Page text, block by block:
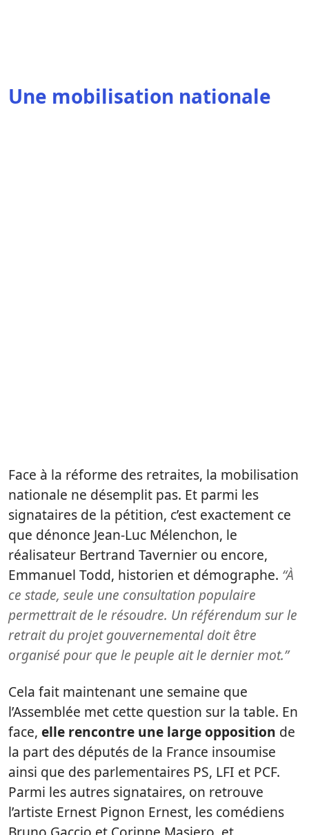
Une mobilisation nationale
Face à la réforme des retraites, la mobilisation
nationale ne désemplit pas. Et parmi les
signataires de la pétition, c’est exactement ce
que dénonce Jean-Luc Mélenchon, le
réalisateur Bertrand Tavernier ou encore,
Emmanuel Todd, historien et démographe. “À
ce stade, seule une consultation populaire
permettrait de le résoudre. Un référendum sur le
retrait du projet gouvernemental doit être
organisé pour que le peuple ait le dernier mot.”
Cela fait maintenant une semaine que
l’Assemblée met cette question sur la table. En
face, elle rencontre une large opposition de
la part des députés de la France insoumise
ainsi que des parlementaires PS, LFI et PCF.
Parmi les autres signataires, on retrouve
l’artiste Ernest Pignon Ernest, les comédiens